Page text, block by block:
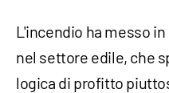
L'incendio ha messo
nel settore edile, che
logica di profitto